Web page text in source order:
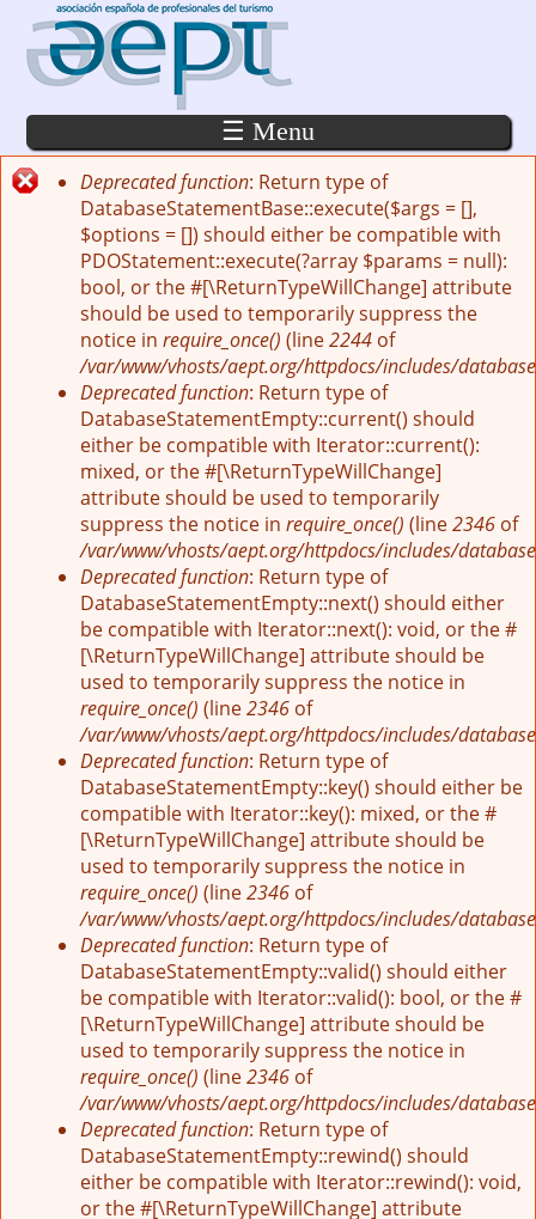
Pasar al contenido principal
☰ Menu
Mensaje de error
Deprecated function: Return type of
DatabaseStatementBase::execute($args = [],
$options = []) should either be compatible with
PDOStatement::execute(?array $params = null):
bool, or the #[\ReturnTypeWillChange] attribute
should be used to temporarily suppress the
notice in require_once() (line2244 of
/var/www/vhosts/aept.org/httpdocs/includes/
Deprecated function: Return type of
DatabaseStatementEmpty::current() should
either be compatible with Iterator::current():
mixed, or the #[\ReturnTypeWillChange]
attribute should be used to temporarily
suppress the notice in require_once() (line2346 of
/var/www/vhosts/aept.org/httpdocs/includes/
Deprecated function: Return type of
DatabaseStatementEmpty::next() should either
be compatible with Iterator::next(): void, or the #
[\ReturnTypeWillChange] attribute should be
used to temporarily suppress the notice in
require_once() (line2346 of
/var/www/vhosts/aept.org/httpdocs/includes/
Deprecated function: Return type of
DatabaseStatementEmpty::key() should either be
compatible with Iterator::key(): mixed, or the #
[\ReturnTypeWillChange] attribute should be
used to temporarily suppress the notice in
require_once() (line2346 of
/var/www/vhosts/aept.org/httpdocs/includes/
Deprecated function: Return type of
DatabaseStatementEmpty::valid() should either
be compatible with Iterator::valid(): bool, or the #
[\ReturnTypeWillChange] attribute should be
used to temporarily suppress the notice in
require_once() (line2346 of
/var/www/vhosts/aept.org/httpdocs/includes/
Deprecated function: Return type of
DatabaseStatementEmpty::rewind() should
either be compatible with Iterator::rewind(): void,
or the #[\ReturnTypeWillChange] attribute